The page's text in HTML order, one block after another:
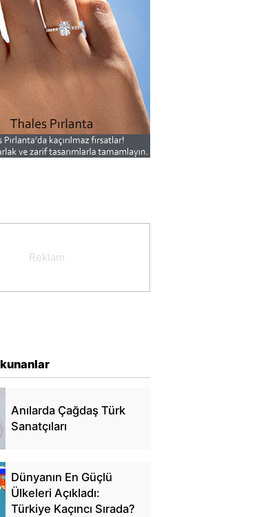
Anılarda Çağdaş Türk
Sanatçıları
Dünyanın En Güçlü
Ülkeleri Açıkladı:
Türkiye Kaçıncı Sırada?